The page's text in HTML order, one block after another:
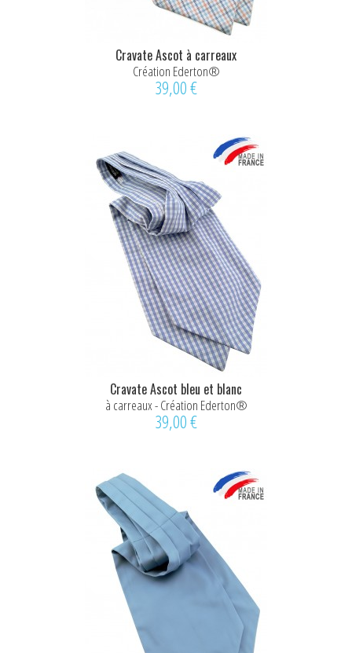
Cravate Ascot à carreaux
Création Ederton®
39,00 €
Cravate Ascot bleu et blanc
à carreaux - Création Ederton®
39,00 €